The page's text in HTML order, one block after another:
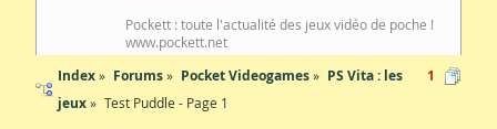
Pockett : toute l'actualité des jeux vidéo de poche !
www.pockett.net
Index Forums Pocket Videogames
PS Vita : les
jeux
Test Puddle - Page 1
1